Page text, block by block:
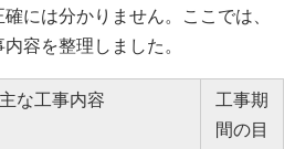
には分かりません。ここでは、
容を整理しました。
主な工事内容
工事期
間の目